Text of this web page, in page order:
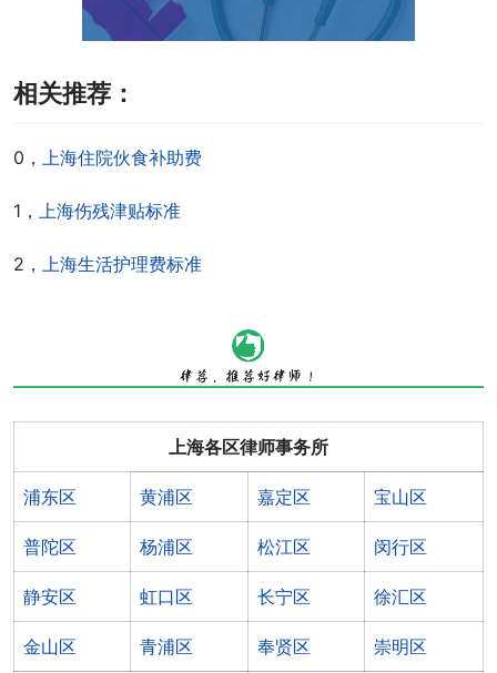
相关推荐：
0， 上海住院伙食补助费
1， 上海伤残津贴标准
2， 上海生活护理费标准
上海各区律师事务所
浦东区 黄浦区 嘉定区 宝山区
普陀区 杨浦区 松江区 闵行区
静安区 虹口区 长宁区 徐汇区
金山区 青浦区 奉贤区 崇明区